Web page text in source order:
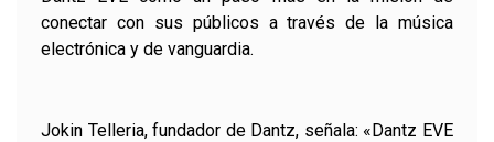
conectar con sus públicos a través de la música
electrónica y de vanguardia.
Jokin Telleria, fundador de Dantz, señala: «Dantz EVE